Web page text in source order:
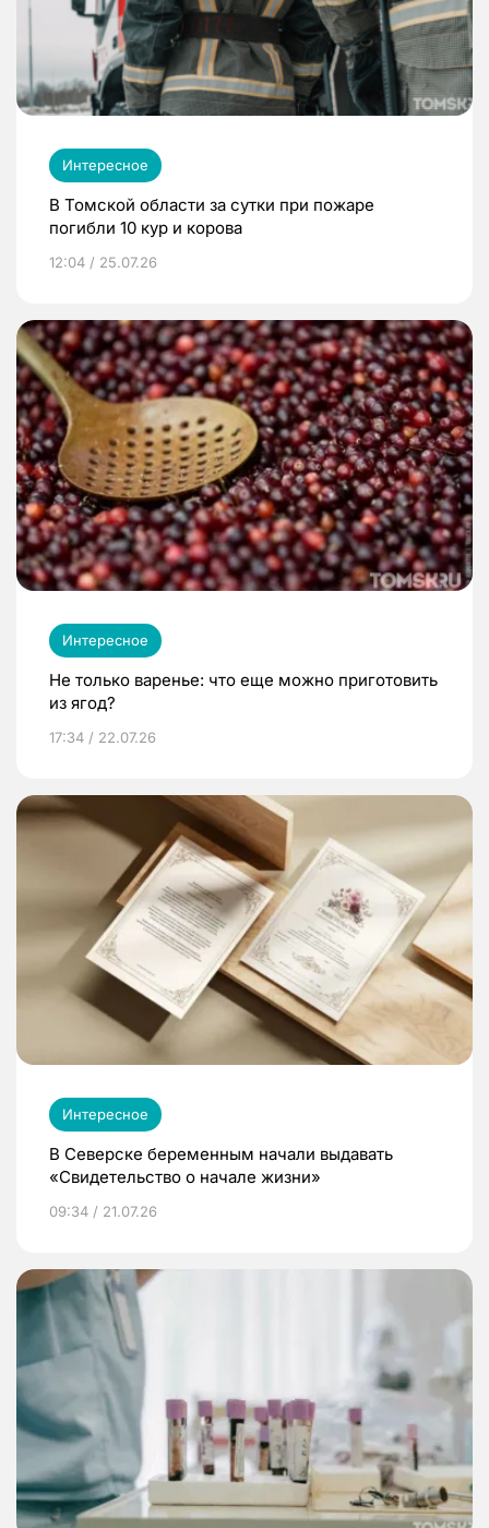
Интересное
В Томской области за сутки при пожаре
погибли 10 кур и корова
12:04 / 25.07.26
Интересное
Не только варенье: что еще можно приготовить
из ягод?
17:34 / 22.07.26
Интересное
В Северске беременным начали выдавать
«Свидетельство о начале жизни»
09:34 / 21.07.26